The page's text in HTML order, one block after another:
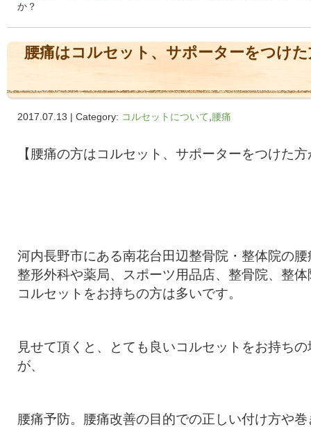
か？
腰痛はコルセット、サポーターをつけ
2017.07.13 | Category: コルセットについて 腰痛
【腰痛の方はコルセット、サポーターをつけた
河内長野市にある南花台田辺整骨院・整体院の
整形外科や薬局、スポーツ用品店、整骨院、整
コルセットをお持ちの方は多いです。
見せて頂くと、とても良いコルセットをお持ち
が、
腰痛予防。腰痛改善の目的での正しい付け方や